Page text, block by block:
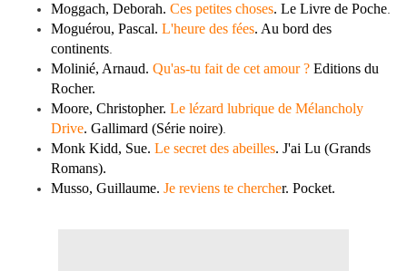
Moggach, Deborah. Ces petites choses. Le Livre de Poche
Moguérou, Pascal. L'heure des fées. Au bord des
continents
Molinié, Arnaud. Qu'as-tu fait de cet amour ? Editions du
Rocher.
Moore, Christopher. Le lézard lubrique de Mélancholy
Drive. Gallimard (Série noire)
Monk Kidd, Sue. Le secret des abeilles. J'ai Lu (Grands
Romans).
Musso, Guillaume. Je reviens te chercher. Pocket.